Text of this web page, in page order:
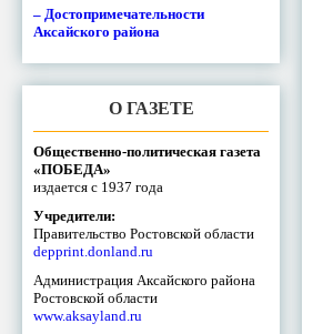
– Достопримечательности
Аксайского района
О ГАЗЕТЕ
Общественно-политическая газета
«ПОБЕДА»
издается с 1937 года
Учредители:
Правительство Ростовской области
depprint.donland.ru
Администрация Аксайского района
Ростовской области
www.aksayland.ru